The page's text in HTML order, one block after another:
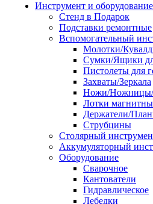
Инструмент и оборудование
Стенд в Подарок
Подставки ремонтные
Вспомогательный
Молотки/
Сумки/Ящики
Пистолеты для
Захваты/Зеркала
Ножи/
Лотки
Держатели/
Струбцины
Столярный
Аккумуляторный
Оборудование
Сварочное
Кантователи
Гидравлическое
Лебедки